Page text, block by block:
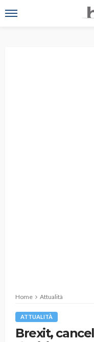
Home Attualità
ATTUALITÀ
Brexit,